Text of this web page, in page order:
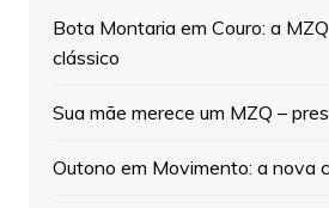
Bota Montaria em Couro: a
clássico
Sua mãe merece um MZQ –
Outono em Movimento: a nova